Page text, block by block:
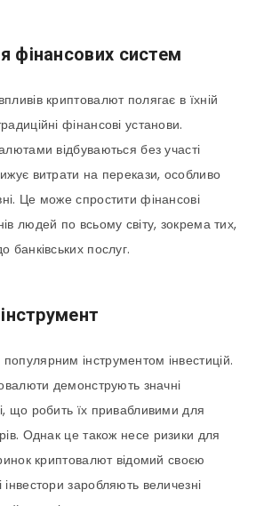
фінансових систем
криптовалют полягає в їхній
фінансові установи.
відбуваються без участі
витрати на перекази, особливо
Це може спростити фінансові
людей по всьому світу, зокрема тих,
банківських послуг.
інструментом інвестицій.
демонструють значні
що робить їх привабливими для
Однак це також несе ризики для
ринок криптовалют відомий своєю
інвестори заробляють величезні